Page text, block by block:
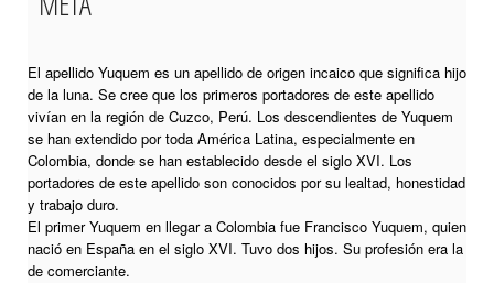
El apellido Yuquem es un apellido de origen incaico que significa hijo
de la luna. Se cree que los primeros portadores de este apellido
vivían en la región de Cuzco, Perú. Los descendientes de Yuquem
se han extendido por toda América Latina, especialmente en
Colombia, donde se han establecido desde el siglo XVI. Los
portadores de este apellido son conocidos por su lealtad, honestidad
y trabajo duro.
El primer Yuquem en llegar a Colombia fue Francisco Yuquem, quien
nació en España en el siglo XVI. Tuvo dos hijos. Su profesión era la
de comerciante.